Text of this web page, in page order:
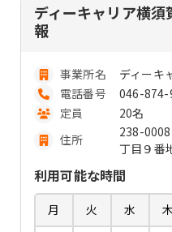
ディーキャリア横
報
事業所名
ディーキ
電話番号
046-874-
定員
20名
住所
238-
丁目９番
利用可能な時間
月 火 水 木